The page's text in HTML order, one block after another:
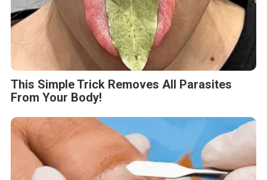
This Simple Trick Removes All Parasites
From Your Body!